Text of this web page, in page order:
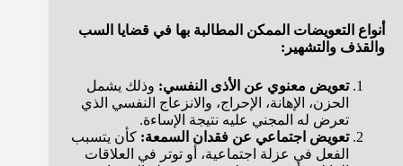
أنواع التعويضات الممكن المطالبة بها في قضايا السب
والقذف والتشهير:
تعويض معنوي عن الأذى النفسي: وذلك يشمل
الحزن، الإهانة، الإحراج، والانزعاج النفسي الذي
تعرض له المجني عليه نتيجة الإساءة.
تعويض اجتماعي عن فقدان السمعة: كأن يتسبب
الفعل في عزلة اجتماعية، أو توتر في العلاقات